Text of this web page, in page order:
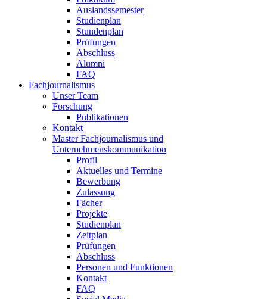
Auslandssemester
Studienplan
Stundenplan
Prüfungen
Abschluss
Alumni
FAQ
Fachjournalismus
Unser Team
Forschung
Publikationen
Kontakt
Master Fachjournalismus und
Unternehmenskommunikation
Profil
Aktuelles und Termine
Bewerbung
Zulassung
Fächer
Projekte
Studienplan
Zeitplan
Prüfungen
Abschluss
Personen und Funktionen
Kontakt
FAQ